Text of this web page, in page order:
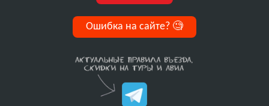
Ошибка на сайте? 🧐